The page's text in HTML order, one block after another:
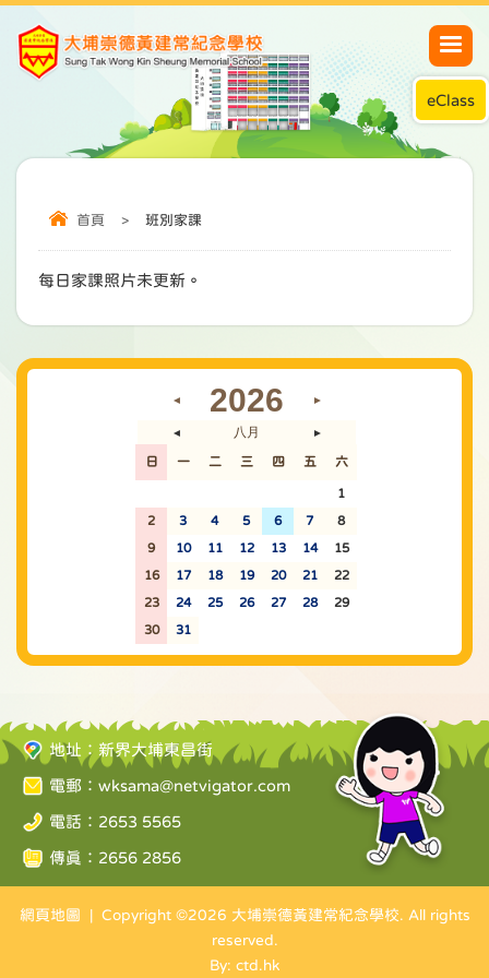
eClass
首頁 > 班別家課
每日家課照片未更新。
◄ 2026 ►
◄ 八月 ►
日 一 二 三 四 五 六
1
2 3 4 5 6 7 8
9 10 11 12 13 14 15
16 17 18 19 20 21 22
23 24 25 26 27 28 29
30 31
地址：新界大埔東昌街
電郵： wksama@netvigator.com
電話：2653 5565
傳真：2656 2856
網頁地圖 | Copyright ©2026 大埔崇德黃建常紀念學校. All rights
reserved.
By: ctd.hk